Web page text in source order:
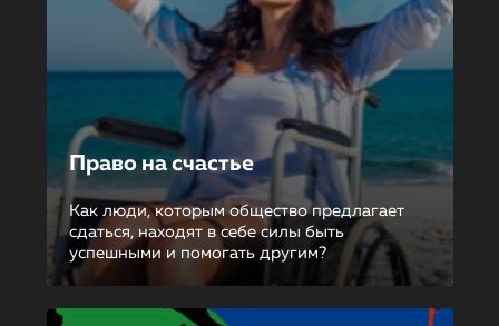
Право на счастье
Как люди, которым общество предлагает
сдаться, находят в себе силы быть
успешными и помогать другим?